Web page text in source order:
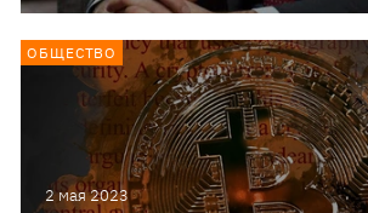
2 мая 2023
ОБЩЕСТВО